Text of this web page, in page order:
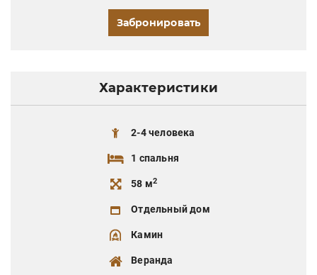
Забронировать
Характеристики
2-4 человека
1 спальня
58 м2
Отдельный дом
Камин
Веранда